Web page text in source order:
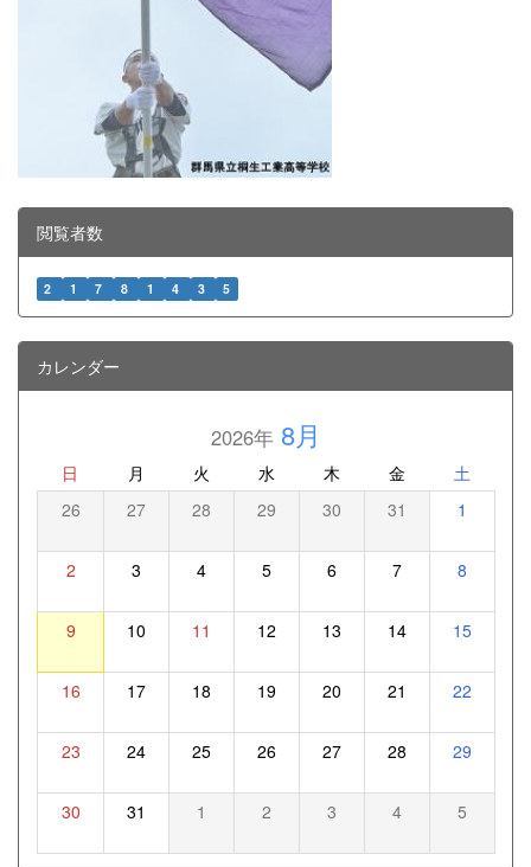
閲覧者数
2 1 7 8 1 4 3 5
カレンダー
2026年8月
日 月 火 水 木 金 土
26 27 28 29 30 31 1
2 3 4 5 6 7 8
9 10 11 12 13 14 15
16 17 18 19 20 21 22
23 24 25 26 27 28 29
30 31 1 2 3 4 5